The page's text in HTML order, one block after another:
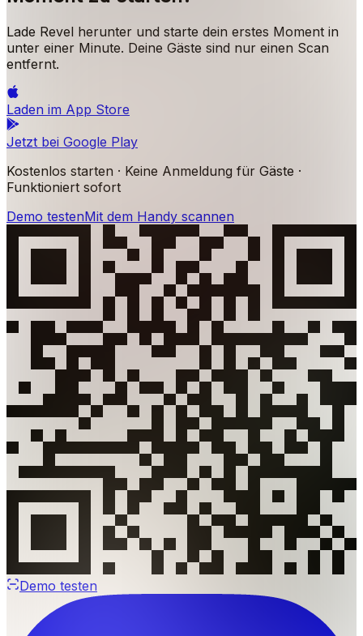
Lade Revel herunter und starte dein erstes Moment in
unter einer Minute. Deine Gäste sind nur einen Scan
entfernt.
Laden im App Store
Jetzt bei Google Play
Kostenlos starten · Keine Anmeldung für Gäste ·
Funktioniert sofort
Demo testenMit dem Handy scannen
Demo testen